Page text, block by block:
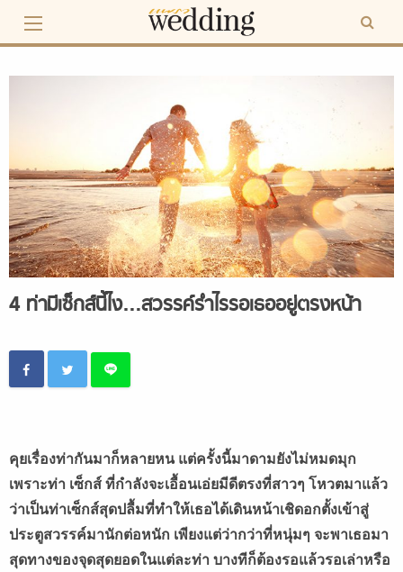
content
4 ท่ามีเซ็กส์นี้ไง…สวรรค์รำไรรอเธออยู่ตรงหน้า
คุยเรื่องท่ากันมาก็หลายหน แต่ครั้งนี้มาดามยังไม่หมดมุก
เพราะท่า เซ็กส์ ที่กำลังจะเอื้อนเอ่ยมีดีตรงที่สาวๆ โหวตมาแล้ว
ว่าเป็นท่าเซ็กส์สุดปลื้มที่ทำให้เธอได้เดินหน้าเชิดอกตั้งเข้าสู่
ประตูสวรรค์มานักต่อหนัก เพียงแต่ว่ากว่าที่หนุ่มๆ จะพาเธอมา
สุดทางของจุดสุดยอดในแต่ละท่า บางทีก็ต้องรอแล้วรอเล่าหรือ